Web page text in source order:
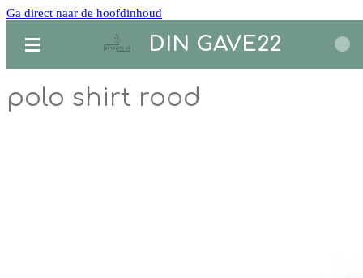
Ga direct naar de hoofdinhoud
DIN GAVE22
polo shirt rood